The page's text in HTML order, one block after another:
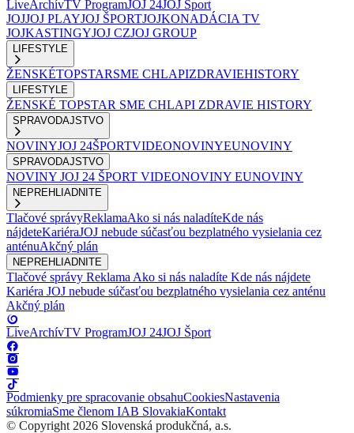
LiveArchívTV ProgramJOJ 24JOJ Šport
JOJJOJ PLAYJOJ ŠPORTJOJKONADÁCIA TV
JOJKASTINGYJOJ CZJOJ GROUP
LIFESTYLE
ŽENSKÉTOPSTARSME CHLAPIZDRAVIEHISTORY
LIFESTYLE
ŽENSKÉ TOPSTAR SME CHLAPI ZDRAVIE HISTORY
SPRAVODAJSTVO
NOVINYJOJ 24ŠPORTVIDEONOVINYEUNOVINY
SPRAVODAJSTVO
NOVINY JOJ 24 ŠPORT VIDEONOVINY EUNOVINY
NEPREHLIADNITE
Tlačové správyReklamaAko si nás naladíteKde nás
nájdeteKariéraJOJ nebude súčasťou bezplatného vysielania cez
anténuAkčný plán
NEPREHLIADNITE
Tlačové správy Reklama Ako si nás naladíte Kde nás nájdete
Kariéra JOJ nebude súčasťou bezplatného vysielania cez anténu
Akčný plán
LiveArchívTV ProgramJOJ 24JOJ Šport
Podmienky pre spracovanie obsahuCookiesNastavenia
súkromiaSme členom IAB SlovakiaKontakt
© Copyright 2026 Slovenská produkčná, a.s.